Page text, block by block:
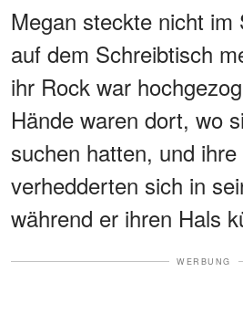
Megan steckte nicht im
auf dem Schreibtisch
ihr Rock war
Hände waren dort, wo
suchen hatten, und
verhedderten sich in
während er ihren Hals
WERBUNG